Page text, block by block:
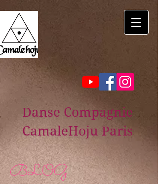
Danse Compagnie
CamaleHoju Paris
BLOG